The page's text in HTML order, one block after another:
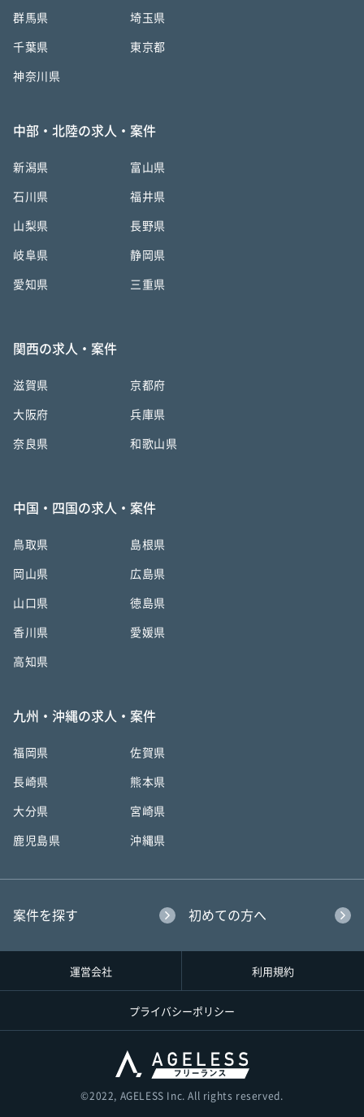
群馬県 埼玉県
千葉県 東京都
神奈川県
中部・北陸の求人・案件
新潟県 富山県
石川県 福井県
山梨県 長野県
岐阜県 静岡県
愛知県 三重県
関西の求人・案件
滋賀県 京都府
大阪府 兵庫県
奈良県 和歌山県
中国・四国の求人・案件
鳥取県 島根県
岡山県 広島県
山口県 徳島県
香川県 愛媛県
高知県
九州・沖縄の求人・案件
福岡県 佐賀県
長崎県 熊本県
大分県 宮崎県
鹿児島県 沖縄県
案件を探す 初めての方へ
©︎2022, AGELESS Inc. All rights reserved.
運営会社 利用規約
プライバシーポリシー